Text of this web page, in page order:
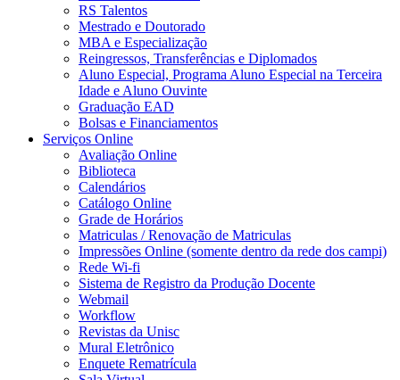
RS Talentos
Mestrado e Doutorado
MBA e Especialização
Reingressos, Transferências e Diplomados
Aluno Especial, Programa Aluno Especial na Terceira
Idade e Aluno Ouvinte
Graduação EAD
Bolsas e Financiamentos
Serviços Online
Avaliação Online
Biblioteca
Calendários
Catálogo Online
Grade de Horários
Matriculas / Renovação de Matriculas
Impressões Online (somente dentro da rede dos campi)
Rede Wi-fi
Sistema de Registro da Produção Docente
Webmail
Workflow
Revistas da Unisc
Mural Eletrônico
Enquete Rematrícula